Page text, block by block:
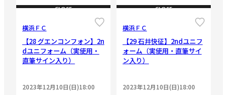
CLOSE
横浜ＦＣ
【28 グエンコンフォン】2n
dユニフォーム（実使用・
直筆サイン入り）
2023年12月10日(日)18:00
CLOSE
横浜ＦＣ
【29 石井快征】2ndユニフ
ォーム（実使用・直筆サイ
ン入り）
2023年12月10日(日)18:00